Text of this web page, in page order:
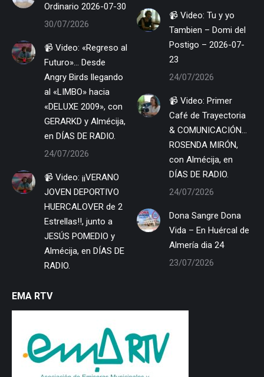
Ordinario 2026-07-30
30/07/2026
📹 Video: «Regreso al
Futuro»… Desde
Angry Birds llegando
al «LIMBO» hacia
«DELUXE 2009», con
GERARKD y Almécija,
en DÍAS DE RADIO.
24/07/2026
📹 Video: ¡¡VERANO
JOVEN DEPORTIVO
HUERCALOVER de 2
Estrellas!!, junto a
JESÚS POMEDIO y
Almécija, en DÍAS DE
RADIO.
📹 Video: Tu y yo
Tambien – Domi del
Postigo – 2026-07-
23
24/07/2026
📹 Video: Primer
Café de Trayectoria
& COMUNICACIÓN…
ROSENDA MIRÓN,
con Almécija, en
DÍAS DE RADIO.
24/07/2026
Dona Sangre Dona
Vida – En Huércal de
Almería dia 24
23/07/2026
EMA RTV